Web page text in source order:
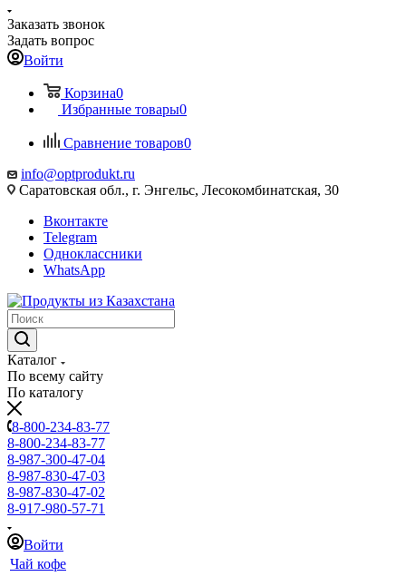
Заказать звонок
Задать вопрос
Войти
Корзина0
Избранные товары0
Сравнение товаров0
info@optprodukt.ru
Саратовская обл., г. Энгельс, Лесокомбинатская, 30
Вконтакте
Telegram
Одноклассники
WhatsApp
Каталог
По всему сайту
По каталогу
8-800-234-83-77
8-800-234-83-77
8-987-300-47-04
8-987-830-47-03
8-987-830-47-02
8-917-980-57-71
Войти
Чай кофе